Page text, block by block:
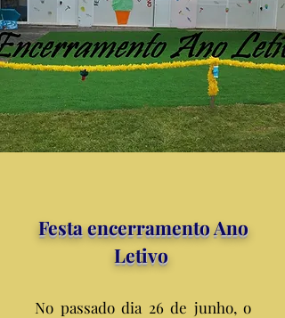
Festa encerramento Ano
Letivo
No passado dia 26 de junho, o